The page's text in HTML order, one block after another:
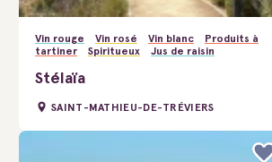
Vin rouge Vin rosé Vin blanc
Produits à
tartiner
Spiritueux Jus de raisin
Stélaïa
SAINT-MATHIEU-DE-TRÉVIERS